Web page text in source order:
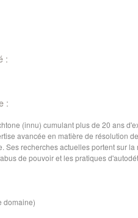
:
:
(innu) cumulant plus de 20 ans
avancée en matière de résolution
Ses recherches actuelles portent sur
de pouvoir et les pratiques
domaine)